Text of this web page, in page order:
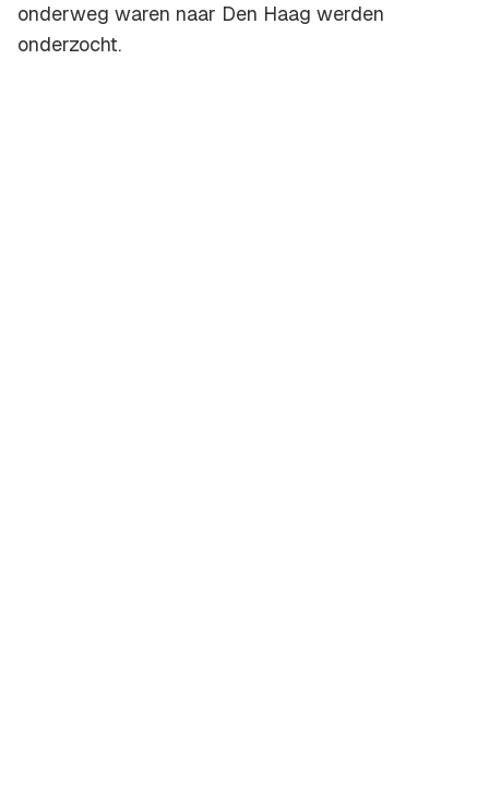
onderweg waren naar Den Haag werden
onderzocht.